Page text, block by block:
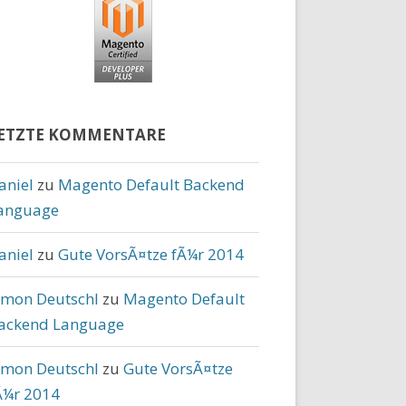
KOMMENTARE
zu Magento Default Backend
zu Gute VorsÃ¤tze fÃ¼r 2014
Deutschl zu Magento Default
Language
Deutschl zu Gute VorsÃ¤tze
2014